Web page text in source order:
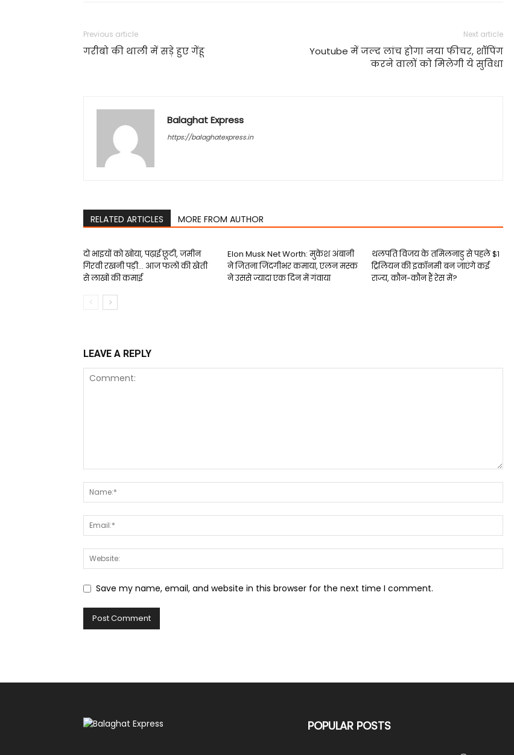
Previous article
गरीबो की थाली में सड़े हुए गेंहू
Next article
Youtube में जल्द लांच होगा नया फीचर, शॉपिंग
करने वालों को मिलेगी ये सुविधा
Balaghat Express
https://balaghatexpress.in
RELATED ARTICLES MORE FROM AUTHOR
दो भाइयों को खोया, पढ़ाई छूटी, जमीन
गिरवी रखनी पड़ी… आज फलों की खेती
से लाखों की कमाई
Elon Musk Net Worth: मुकेश अंबानी
ने जितना जिंदगीभर कमाया, एलन मस्क
ने उससे ज्यादा एक दिन में गंवाया
थलपति विजय के तमिलनाडु से पहले $1
ट्रिलियन की इकॉनमी बन जाएंगे कई
राज्य, कौन-कौन हैं रेस में?
LEAVE A REPLY
Save my name, email, and website in this browser for the next time I comment.
POPULAR POSTS